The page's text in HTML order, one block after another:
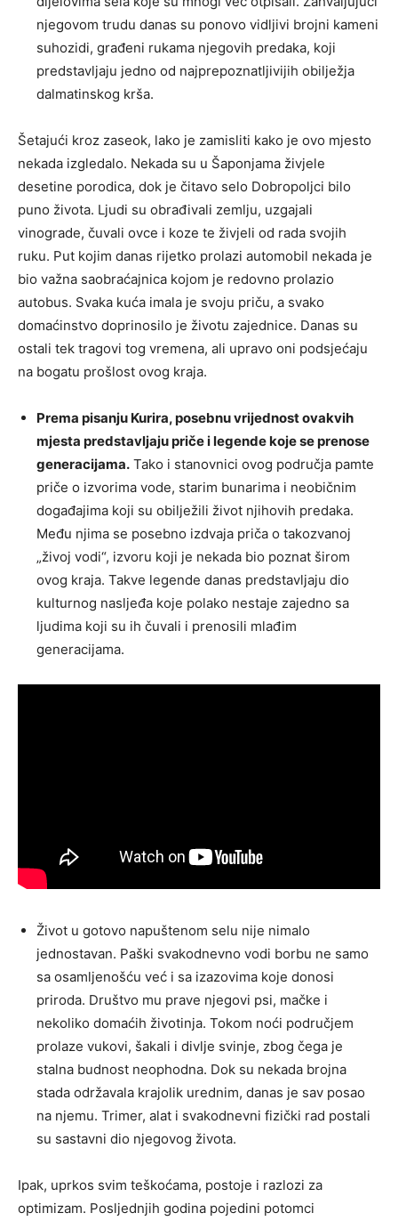
njegovom trudu danas su ponovo vidljivi brojni kameni
suhozidi, građeni rukama njegovih predaka, koji
predstavljaju jedno od najprepoznatljivijih obilježja
dalmatinskog krša.
Šetajući kroz zaseok, lako je zamisliti kako je ovo mjesto
nekada izgledalo. Nekada su u Šaponjama živjele
desetine porodica, dok je čitavo selo Dobropoljci bilo
puno života. Ljudi su obrađivali zemlju, uzgajali
vinograde, čuvali ovce i koze te živjeli od rada svojih
ruku. Put kojim danas rijetko prolazi automobil nekada je
bio važna saobraćajnica kojom je redovno prolazio
autobus. Svaka kuća imala je svoju priču, a svako
domaćinstvo doprinosilo je životu zajednice. Danas su
ostali tek tragovi tog vremena, ali upravo oni podsjećaju
na bogatu prošlost ovog kraja.
Prema pisanju Kurira, posebnu vrijednost ovakvih
mjesta predstavljaju priče i legende koje se prenose
generacijama. Tako i stanovnici ovog područja pamte
priče o izvorima vode, starim bunarima i neobičnim
događajima koji su obilježili život njihovih predaka.
Među njima se posebno izdvaja priča o takozvanoj
„živoj vodi“, izvoru koji je nekada bio poznat širom
ovog kraja. Takve legende danas predstavljaju dio
kulturnog nasljeđa koje polako nestaje zajedno sa
ljudima koji su ih čuvali i prenosili mlađim
generacijama.
Život u gotovo napuštenom selu nije nimalo
jednostavan. Paški svakodnevno vodi borbu ne samo
sa osamljenošću već i sa izazovima koje donosi
priroda. Društvo mu prave njegovi psi, mačke i
nekoliko domaćih životinja. Tokom noći područjem
prolaze vukovi, šakali i divlje svinje, zbog čega je
stalna budnost neophodna. Dok su nekada brojna
stada održavala krajolik urednim, danas je sav posao
na njemu. Trimer, alat i svakodnevni fizički rad postali
su sastavni dio njegovog života.
Ipak, uprkos svim teškoćama, postoje i razlozi za
optimizam. Posljednjih godina pojedini potomci